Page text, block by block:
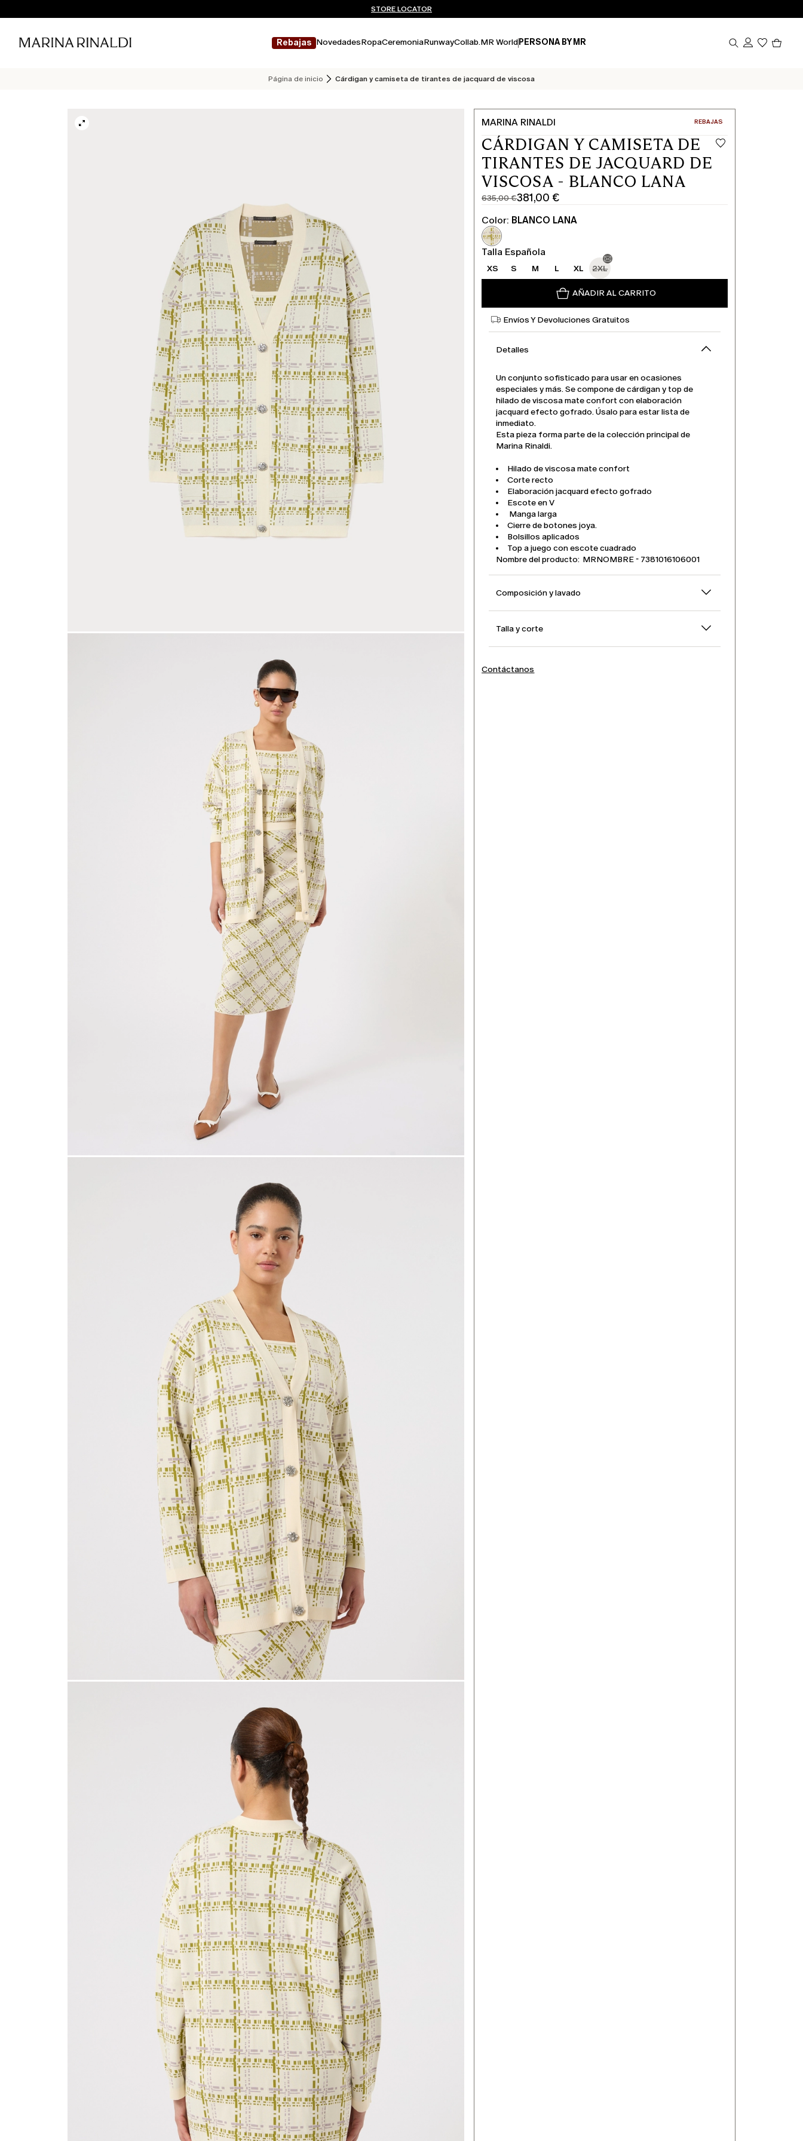
ENVÍO Y DEVOLUCIONES GRATUITOS
¿No tienes una cuenta? REGÍSTRATE AHORA
STORE LOCATOR
Rebajas NovedadesRopaCeremoniaRunwayCollab.MR World PERSONA BY MR
Página de inicio Cárdigan y camiseta de tirantes de jacquard de viscosa
MARINA RINALDI CATEGORÍA:
REBAJAS
CÁRDIGAN Y CAMISETA DE
TIRANTES DE JACQUARD DE
VISCOSA - BLANCO LANA
635,00 €
Precio
original
635,00
€
381,00 €
Precio
actual
381,00
€
Color: BLANCO LANA
Talla Española
XS S M L XL 2XL
AÑADIR AL CARRITO
Envíos Y Devoluciones Gratuitos
Detalles
Un conjunto sofisticado para usar en ocasiones
especiales y más. Se compone de cárdigan y top de
hilado de viscosa mate confort con elaboración
jacquard efecto gofrado. Úsalo para estar lista de
inmediato.
Esta pieza forma parte de la colección principal de
Marina Rinaldi.
Hilado de viscosa mate confort
Corte recto
Elaboración jacquard efecto gofrado
Escote en V
Manga larga
Cierre de botones joya.
Bolsillos aplicados
Top a juego con escote cuadrado
Nombre del producto: MRNOMBRE - 7381016106001
Composición y lavado
Talla y corte
Contáctanos